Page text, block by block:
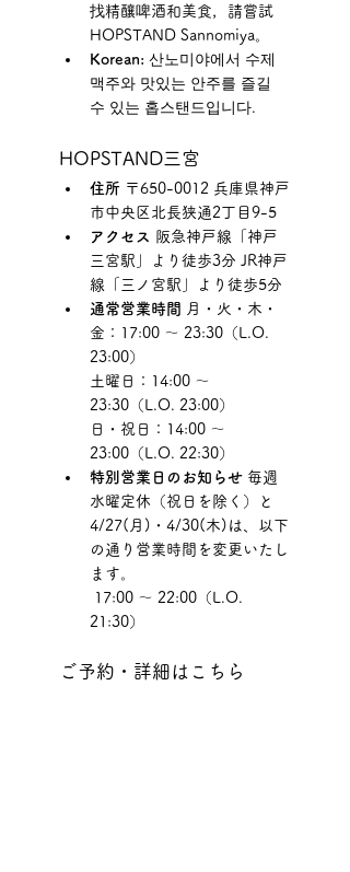
找精釀啤酒和美食，請嘗試
HOPSTAND Sannomiya。
Korean: 산노미야에서 수제
맥주와 맛있는 안주를 즐길
수 있는 홉스탠드입니다.
HOPSTAND三宮
住所 〒650-0012 兵庫県神戸
市中央区北長狭通2丁目9-5
アクセス 阪急神戸線「神戸
三宮駅」より徒歩3分 JR神戸
線「三ノ宮駅」より徒歩5分
通常営業時間
月・火・木・
金：17:00 ～ 23:30（L.O.
23:00）
土曜日：14:00 ～
23:30（L.O. 23:00）
日・祝日：14:00 ～
23:00（L.O. 22:30）
特別営業日のお知らせ 毎週
水曜定休（祝日を除く）と
4/27(月)・4/30(木)は、以下
の通り営業時間を変更いたし
ます。
21:30）
ご予約・詳細はこちら